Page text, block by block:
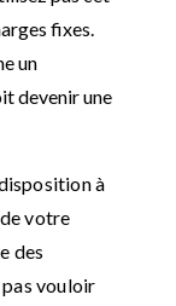
fixes.
un
devenir une
à
votre
des
vouloir